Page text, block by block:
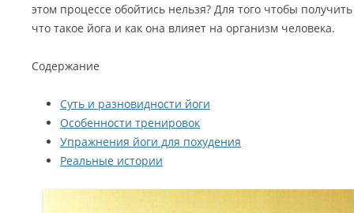
этом процессе обойтись нельзя? Для того чтобы
что такое йога и как она влияет на организм человека.
Содержание
Суть и разновидности йоги
Особенности тренировок
Упражнения йоги для похудения
Реальные истории